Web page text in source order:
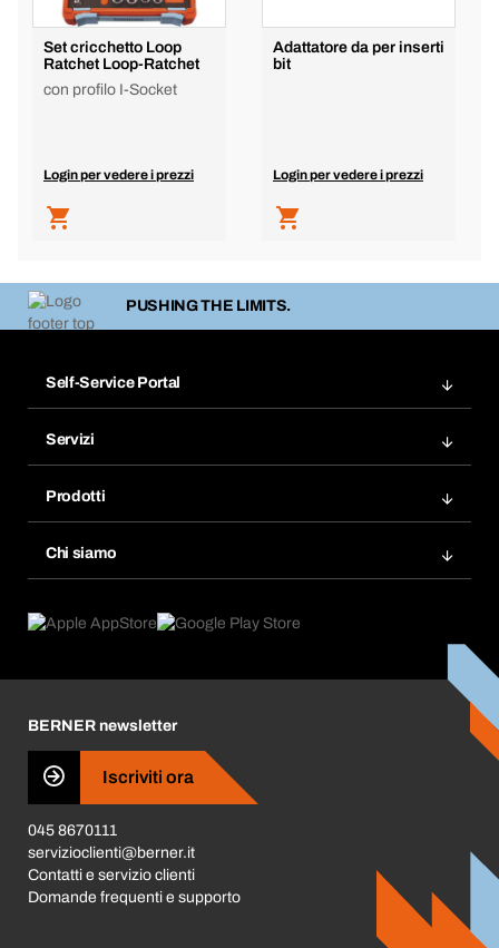
Set cricchetto Loop
Ratchet Loop-Ratchet
con profilo I-Socket
Login per vedere i prezzi
Adattatore da per inserti
bit
Login per vedere i prezzi
PUSHING THE LIMITS.
Self-Service Portal
Modelli d'ordine
Acquista di nuovo
Ordini programmati
Servizi
Chemical Safety Management
eProcurement
Trova prodotti
Prodotti
Chi siamo
Cosa ci spinge
Business Conduct
BERNER newsletter
Iscriviti ora
045 8670111
servizioclienti@berner.it
Contatti e servizio clienti
Domande frequenti e supporto